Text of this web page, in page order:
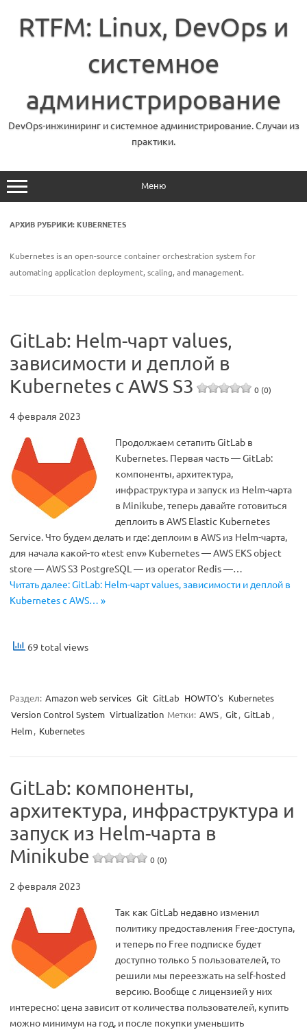
содержимому
RTFM: Linux, DevOps и
системное
администрирование
DevOps-инжиниринг и системное администрирование. Случаи из
практики.
Меню
АРХИВ РУБРИКИ: KUBERNETES
Kubernetes is an open-source container orchestration system for
automating application deployment, scaling, and management.
GitLab: Helm-чарт values,
зависимости и деплой в
Kubernetes с AWS S3
0 (0)
4 февраля 2023
Продолжаем сетапить GitLab в
Kubernetes. Первая часть — GitLab:
компоненты, архитектура,
инфраструктура и запуск из Helm-чарта
в Minikube, теперь давайте готовиться
деплоить в AWS Elastic Kubernetes
Service. Что будем делать и где: деплоим в AWS из Helm-чарта,
для начала какой-то «test env» Kubernetes — AWS EKS object
store — AWS S3 PostgreSQL — из operator Redis —…
Читать далее: GitLab: Helm-чарт values, зависимости и деплой в
Kubernetes с AWS… »
69 total views
Раздел: Amazon web services Git GitLab HOWTO's Kubernetes
Version Control System Virtualization Метки: AWS, Git, GitLab ,
Helm, Kubernetes
GitLab: компоненты,
архитектура, инфраструктура и
запуск из Helm-чарта в
Minikube
0 (0)
2 февраля 2023
Так как GitLab недавно изменил
политику предоставления Free-доступа,
и теперь по Free подписке будет
доступно только 5 пользователей, то
решили мы переезжать на self-hosted
версию. Вообще с лицензией у них
интересно: цена зависит от количества пользователей, купить
можно минимум на год, и после покупки уменьшить